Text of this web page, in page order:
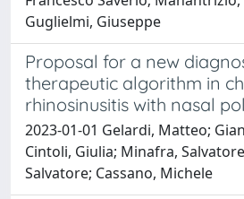
Guglielmi, Giuseppe
Proposal for a new
therapeutic algorithm in
rhinosinusitis with nasal
2023-01-01 Gelardi, Matteo;
Cintoli, Giulia; Minafra,
Salvatore; Cassano, Michele